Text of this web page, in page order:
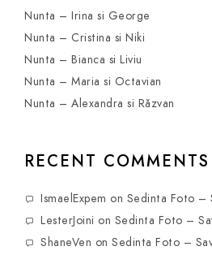
Nunta – Irina si George
Nunta – Cristina si Niki
Nunta – Bianca si Liviu
Nunta – Maria si Octavian
Nunta – Alexandra si Răzvan
RECENT COMMENTS
IsmaelExpem on Sedinta Foto –
LesterJoini on Sedinta Foto –
ShaneVen on Sedinta Foto –